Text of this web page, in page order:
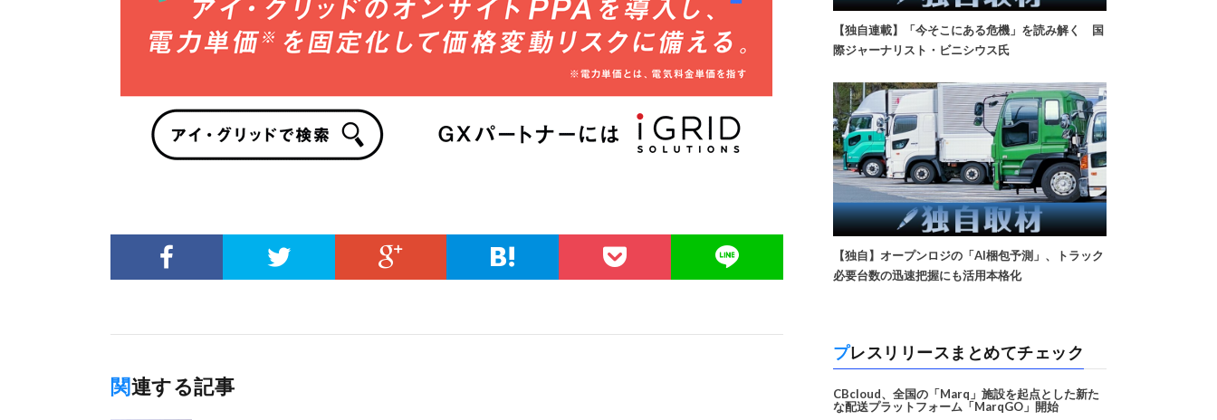
関連する記事
【独自連載】「今そこにある危機」を読み解く 国
際ジャーナリスト・ビニシウス氏
【独自】オープンロジの「AI梱包予測」、トラック
必要台数の迅速把握にも活用本格化
プレスリリースまとめてチェック
CBcloud、全国の「Marq」施設を起点とした新た
な配送プラットフォーム「MarqGO」開始